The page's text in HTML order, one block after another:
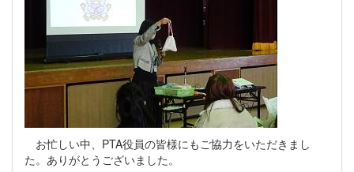
お忙しい中、PTA役員の皆様にもご協力をいただきまし
た。ありがとうございました。